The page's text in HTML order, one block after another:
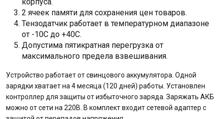
2 ячеек памяти для сохранения цен товаров.
Тензодатчик работает в температурном диапазоне
от -10С до +40С.
Допустима пятикратная перегрузка от
максимального предела взвешивания.
Устройство работает от свинцового аккумулятора. Одной
зарядки хватает на 4 месяца (120 дней) работы. Установлен
контроллер для защиты от избыточного заряда. Заряжать АКБ
можно от сети на 220В. В комплект входит сетевой адаптер с